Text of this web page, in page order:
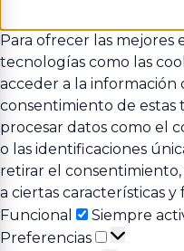
Para ofrecer las mejores
tecnologías como las
acceder a la información
consentimiento de estas
procesar datos como el
o las identificaciones
retirar el
a ciertas características y
Funcional
Funcional
Siempre
Preferencias